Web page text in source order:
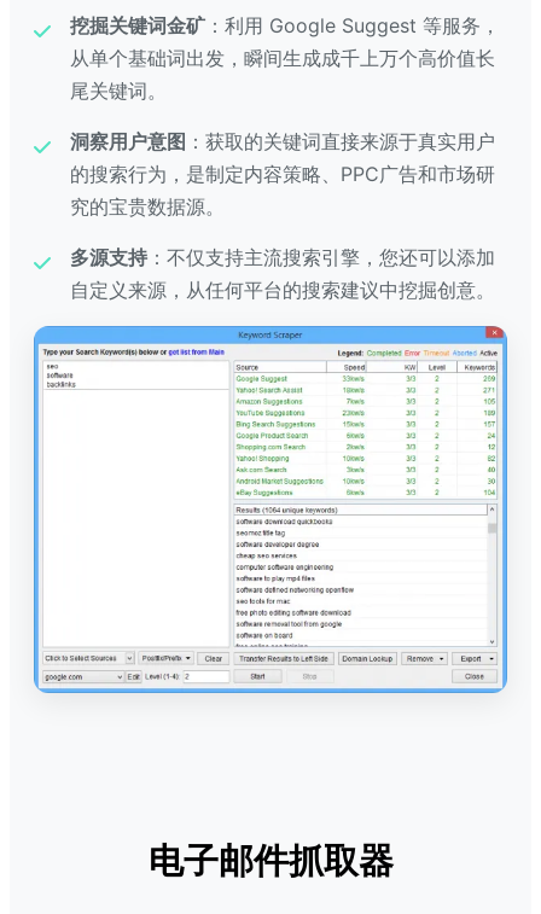
挖掘关键词金矿 ：利用 Google Suggest 等服务，
从单个基础词出发，瞬间生成成千上万个高价值长
尾关键词。
洞察用户意图 ：获取的关键词直接来源于真实用户
的搜索行为，是制定内容策略、PPC广告和市场研
究的宝贵数据源。
多源支持 ：不仅支持主流搜索引擎，您还可以添加
自定义来源，从任何平台的搜索建议中挖掘创意。
电子邮件抓取器